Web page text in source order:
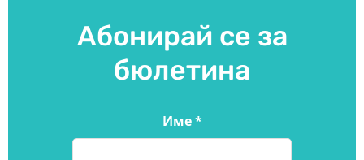
Абонирай се за
бюлетина
Име*